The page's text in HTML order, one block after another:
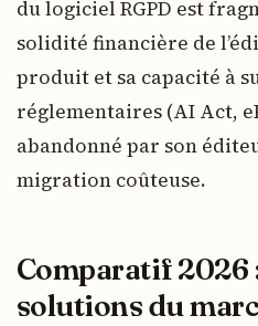
du logiciel RGPD est
solidité financière de
produit et sa capacité à
réglementaires (AI Act,
abandonné par son
migration coûteuse.
Comparatif 2026
solutions du